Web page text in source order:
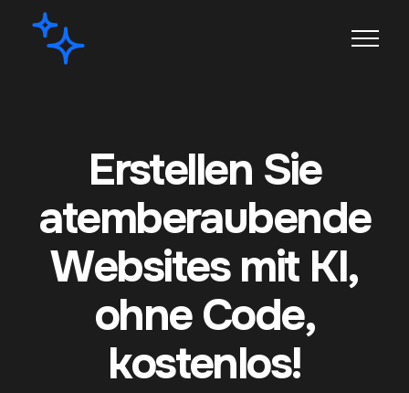
Erstellen Sie
atemberaubende
Websites mit KI,
ohne Code,
kostenlos!